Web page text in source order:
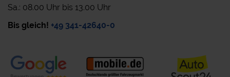
Sa.: 08.00 Uhr bis 13.00 Uhr
Bis gleich! +49 341-42640-0